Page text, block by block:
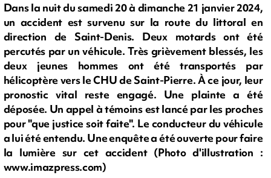
Dans la nuit du samedi 20 à dimanche 21 janvier 2024,
un accident est survenu sur la route du littoral en
direction de Saint-Denis. Deux motards ont été
percutés par un véhicule. Très grièvement blessés, les
deux jeunes hommes ont été transportés par
hélicoptère vers le CHU de Saint-Pierre. À ce jour, leur
pronostic vital reste engagé. Une plainte a été
déposée. Un appel à témoins est lancé par les proches
pour "que justice soit faite". Le conducteur du véhicule
a lui été entendu. Une enquête a été ouverte pour faire
la lumière sur cet accident (Photo d'illustration :
www.imazpress.com)